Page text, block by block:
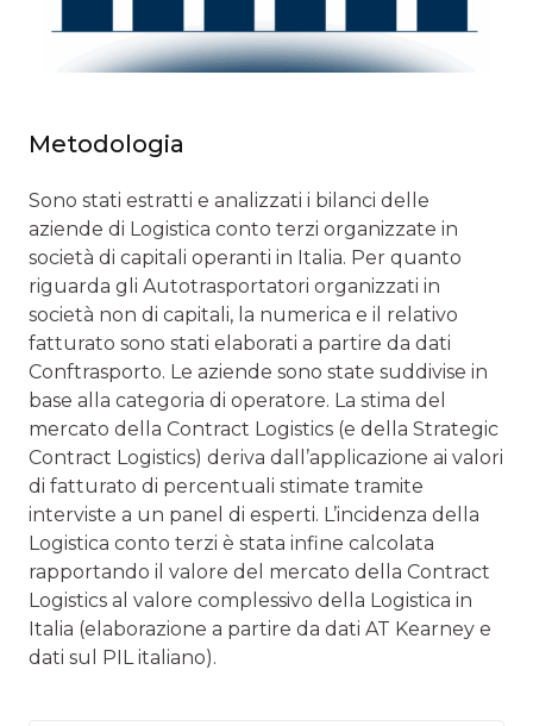
Metodologia
Sono stati estratti e analizzati i bilanci delle
aziende di Logistica conto terzi organizzate in
società di capitali operanti in Italia. Per quanto
riguarda gli Autotrasportatori organizzati in
società non di capitali, la numerica e il relativo
fatturato sono stati elaborati a partire da dati
Conftrasporto. Le aziende sono state suddivise in
base alla categoria di operatore. La stima del
mercato della Contract Logistics (e della Strategic
Contract Logistics) deriva dall’applicazione ai valori
di fatturato di percentuali stimate tramite
interviste a un panel di esperti. L’incidenza della
Logistica conto terzi è stata infine calcolata
rapportando il valore del mercato della Contract
Logistics al valore complessivo della Logistica in
Italia (elaborazione a partire da dati AT Kearney e
dati sul PIL italiano).